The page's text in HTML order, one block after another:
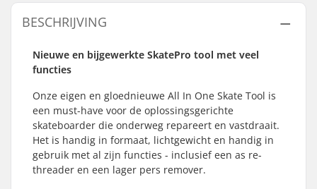
BESCHRIJVING
Nieuwe en bijgewerkte SkatePro tool met veel
functies
Onze eigen en gloednieuwe All In One Skate Tool is
een must-have voor de oplossingsgerichte
skateboarder die onderweg repareert en vastdraait.
Het is handig in formaat, lichtgewicht en handig in
gebruik met al zijn functies - inclusief een as re-
threader en een lager pers remover.